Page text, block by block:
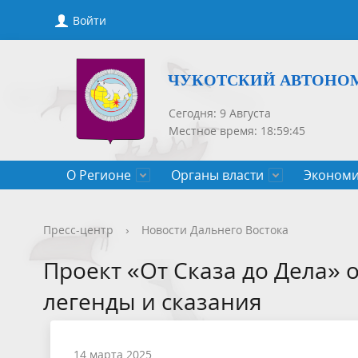
Войти
ЧУКОТСКИЙ
Сегодня: 9 Августа
Местное время: 18:59:45
О Регионе
Общие сведения
Органы власти
Губернатор
Общественная палата
Государственные программы
Нормативно-правовые акты
Полезная информация
Оценка
Новости
СМИ, учрежденные Правительством
Чукотка-
Конкурсы, сведения о вакантных
Порядок рассмотрения обращений
Пресс-центр › Новости Дальнего Востока
Проект «От Сказа до Дела»
легенды и сказания
14 марта 2025